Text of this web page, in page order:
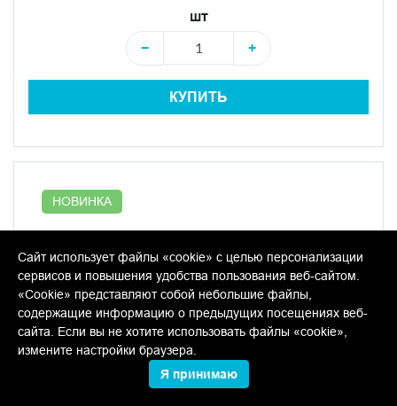
шт
−
+
КУПИТЬ
НОВИНКА
Сайт использует файлы «cookie» с целью персонализации
сервисов и повышения удобства пользования веб-сайтом.
«Cookie» представляют собой небольшие файлы,
содержащие информацию о предыдущих посещениях веб-
сайта. Если вы не хотите использовать файлы «cookie»,
измените настройки браузера.
Я принимаю